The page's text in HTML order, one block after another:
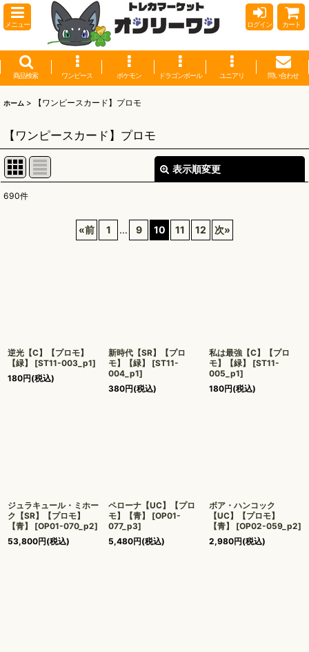
メニュー ログイン カート
商品検索 ワンピース ポケモン ドラゴンボール ユニアリ 問い合わせ
ホーム > 【ワンピースカード】プロモ
【ワンピースカード】プロモ
表示順変更
690件
«前 1 ... 9 10 11 12 次»
逆光【C】【プロモ】
【緑】
[ST11-003_p1]
180円(税込)
新時代【SR】【プロ
モ】【緑】
[ST11-
004_p1]
380円(税込)
私は最強【C】【プロ
モ】【緑】
[ST11-
005_p1]
180円(税込)
ジュラキュール・ミホー
ク【SR】【プロモ】
【青】
[OP01-070_p2]
53,800円(税込)
ペローナ【UC】【プロ
モ】【青】
[OP01-
077_p3]
5,480円(税込)
ボア・ハンコック
【UC】【プロモ】
【青】
[OP02-059_p2]
2,980円(税込)